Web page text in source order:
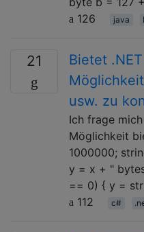
126
java
21
Bietet
usw. zu
Ich frage
Möglichkeit
1000000;
y = x + "
== 0) { y =
112
c#